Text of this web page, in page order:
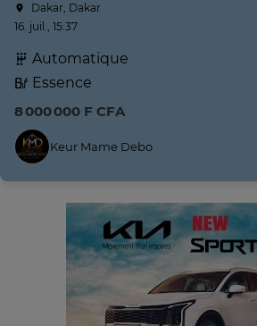
Dakar, Dakar
16. juil., 15:37
Automatique
Essence
8 000 000 F CFA
Keur Mame Debo